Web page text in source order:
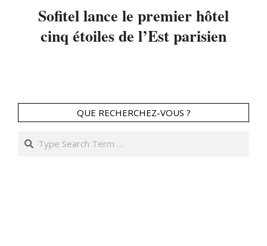
Sofitel lance le premier hôtel
cinq étoiles de l’Est parisien
QUE RECHERCHEZ-VOUS ?
Search